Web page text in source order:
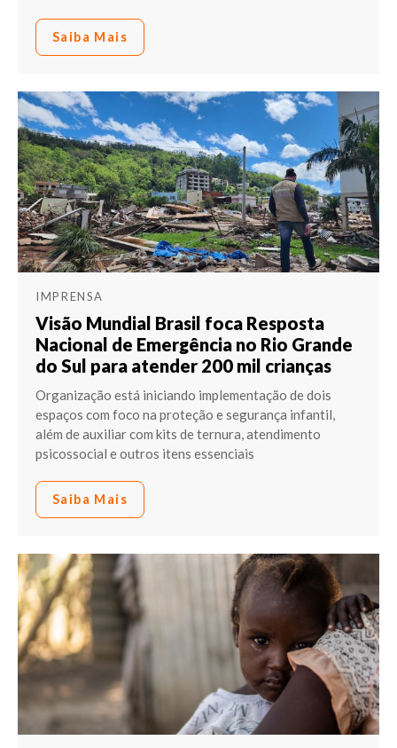
Saiba Mais
IMPRENSA
Visão Mundial Brasil foca Resposta
Nacional de Emergência no Rio Grande
do Sul para atender 200 mil crianças
Organização está iniciando implementação de dois
espaços com foco na proteção e segurança infantil,
além de auxiliar com kits de ternura, atendimento
psicossocial e outros itens essenciais
Saiba Mais